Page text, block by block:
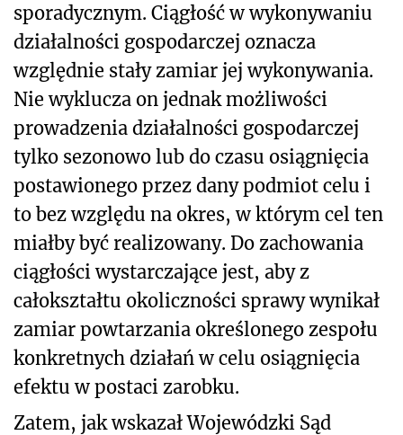
sporadycznym. Ciągłość w wykonywaniu
działalności gospodarczej oznacza
względnie stały zamiar jej wykonywania.
Nie wyklucza on jednak możliwości
prowadzenia działalności gospodarczej
tylko sezonowo lub do czasu osiągnięcia
postawionego przez dany podmiot celu i
to bez względu na okres, w którym cel ten
miałby być realizowany. Do zachowania
ciągłości wystarczające jest, aby z
całokształtu okoliczności sprawy wynikał
zamiar powtarzania określonego zespołu
konkretnych działań w celu osiągnięcia
efektu w postaci zarobku.
Zatem, jak wskazał Wojewódzki Sąd